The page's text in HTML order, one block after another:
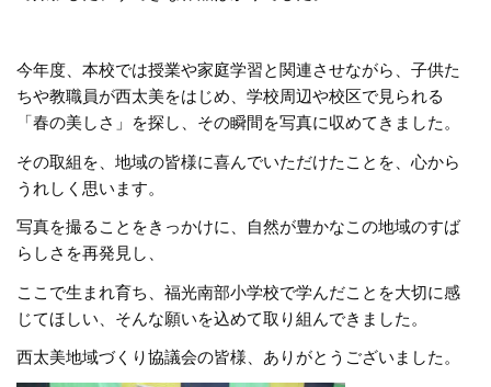
今年度、本校では授業や家庭学習と関連させながら、子供た
ちや教職員が西太美をはじめ、学校周辺や校区で見られる
「春の美しさ」を探し、その瞬間を写真に収めてきました。
その取組を、地域の皆様に喜んでいただけたことを、心から
うれしく思います。
写真を撮ることをきっかけに、自然が豊かなこの地域のすば
らしさを再発見し、
ここで生まれ育ち、福光南部小学校で学んだことを大切に感
じてほしい、そんな願いを込めて取り組んできました。
西太美地域づくり協議会の皆様、ありがとうございました。